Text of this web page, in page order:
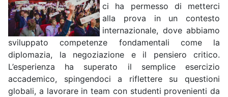
ci ha permesso di metterci
alla prova in un contesto
internazionale, dove abbiamo
sviluppato competenze fondamentali come la
diplomazia, la negoziazione e il pensiero critico.
L’esperienza ha superato il semplice esercizio
accademico, spingendoci a riflettere su questioni
globali, a lavorare in team con studenti provenienti da